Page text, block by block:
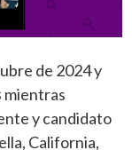
de 2024 y
mientras
y candidato
California,